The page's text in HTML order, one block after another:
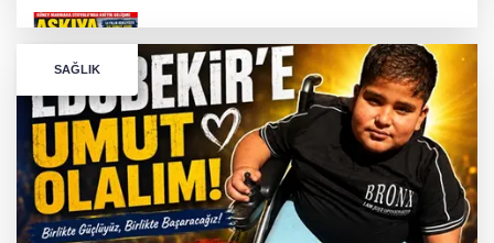
PLANLARI ASKIDA!
256 PARÇA ESER ELE GEÇİRİLDİ
Görüntüler yapay zekamı ?
SAĞLIK